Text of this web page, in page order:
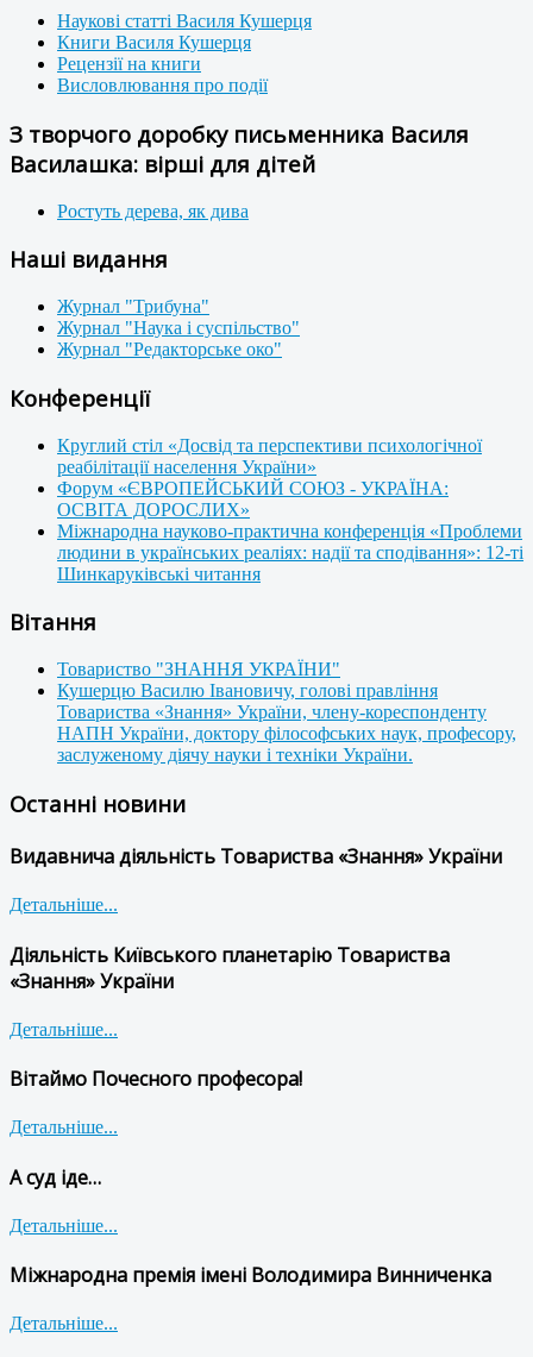
Наукові статті Василя Кушерця
Книги Василя Кушерця
Рецензії на книги
Висловлювання про події
З творчого доробку письменника Василя
Василашка: вірші для дітей
Ростуть дерева, як дива
Наші видання
Журнал "Трибуна"
Журнал "Наука і суспільство"
Журнал "Редакторське око"
Конференції
Круглий стіл «Досвід та перспективи психологічної
реабілітації населення України»
Форум «ЄВРОПЕЙСЬКИЙ СОЮЗ - УКРАЇНА:
ОСВІТА ДОРОСЛИХ»
Міжнародна науково-практична конференція «Проблеми
людини в українських реаліях: надії та сподівання»: 12-ті
Шинкаруківські читання
Вітання
Товариство "ЗНАННЯ УКРАЇНИ"
Кушерцю Василю Івановичу, голові правління
Товариства «Знання» України, члену-кореспонденту
НАПН України, доктору філософських наук, професору,
заслуженому діячу науки і техніки України.
Останні новини
Видавнича діяльність Товариства «Знання» України
Детальніше...
Діяльність Київського планетарію Товариства
«Знання» України
Детальніше...
Вітаймо Почесного професора!
Детальніше...
А суд іде…
Детальніше...
Міжнародна премія імені Володимира Винниченка
Детальніше...